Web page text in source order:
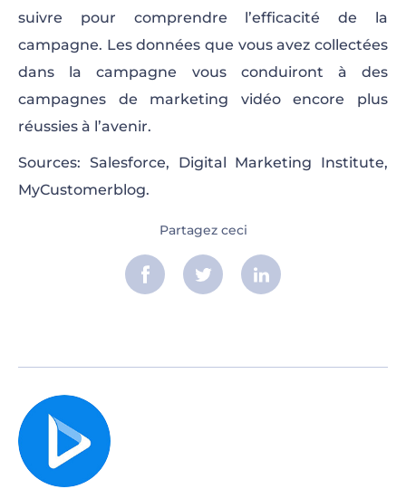
suivre pour comprendre l’efficacité de la
campagne. Les données que vous avez collectées
dans la campagne vous conduiront à des
campagnes de marketing vidéo encore plus
réussies à l’avenir.
Sources: Salesforce, Digital Marketing Institute,
MyCustomerblog.
Partagez ceci